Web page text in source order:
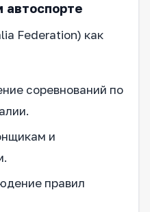
автоспорте
Federation) как
соревнований по
и
правил